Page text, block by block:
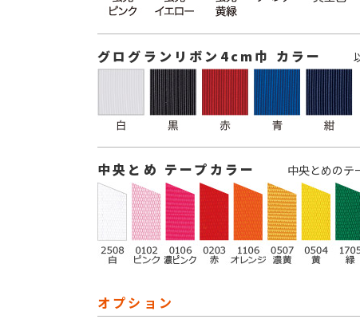
グログランリボン4cm巾 カラー
中央とめ テープカラー 中央とめのテ
オプション